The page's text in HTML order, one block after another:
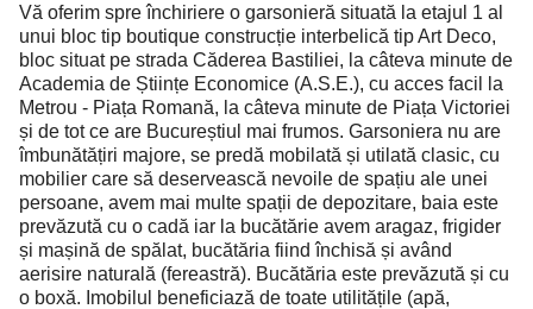
Vă oferim spre închiriere o garsonieră situată la etajul 1 al
unui bloc tip boutique construcție interbelică tip Art Deco,
bloc situat pe strada Căderea Bastiliei, la câteva minute de
Academia de Științe Economice (A.S.E.), cu acces facil la
Metrou - Piața Romană, la câteva minute de Piața Victoriei
și de tot ce are Bucureștiul mai frumos. Garsoniera nu are
îmbunătățiri majore, se predă mobilată și utilată clasic, cu
mobilier care să deservească nevoile de spațiu ale unei
persoane, avem mai multe spații de depozitare, baia este
prevăzută cu o cadă iar la bucătărie avem aragaz, frigider
și mașină de spălat, bucătăria fiind închisă și având
aerisire naturală (fereastră). Bucătăria este prevăzută și cu
o boxă. Imobilul beneficiază de toate utilitățile (apă,